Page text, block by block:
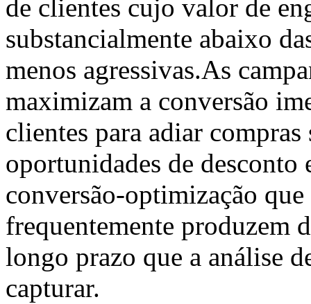
de clientes cujo valor de
substancialmente abaixo
menos agressivas.As
maximizam a conversão
clientes para adiar compras
oportunidades de desconto
conversão-optimização
frequentemente produzem
longo prazo que a análise
capturar.